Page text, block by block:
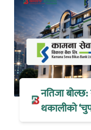
नतिजा
थकालीको